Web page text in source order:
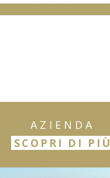
AZIENDA
SCOPRI DI PIÙ